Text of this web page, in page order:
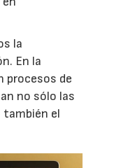
la
En la
procesos de
no sólo las
el